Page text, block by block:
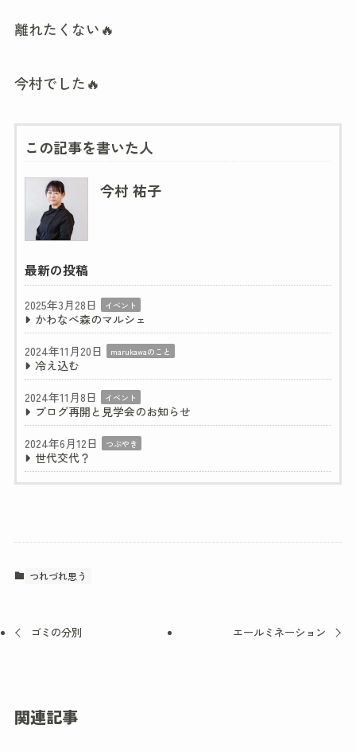
離れたくない🔥
今村でした🔥
この記事を書いた人
今村 祐子
最新の投稿
2025年3月28日 イベント
かわなべ森のマルシェ
2024年11月20日
marukawaのこと
冷え込む
2024年11月8日
イベント
ブログ再開と見学会のお知らせ
2024年6月12日
つぶやき
世代交代？
つれづれ思う
ゴミの分別 エールミネーション
関連記事